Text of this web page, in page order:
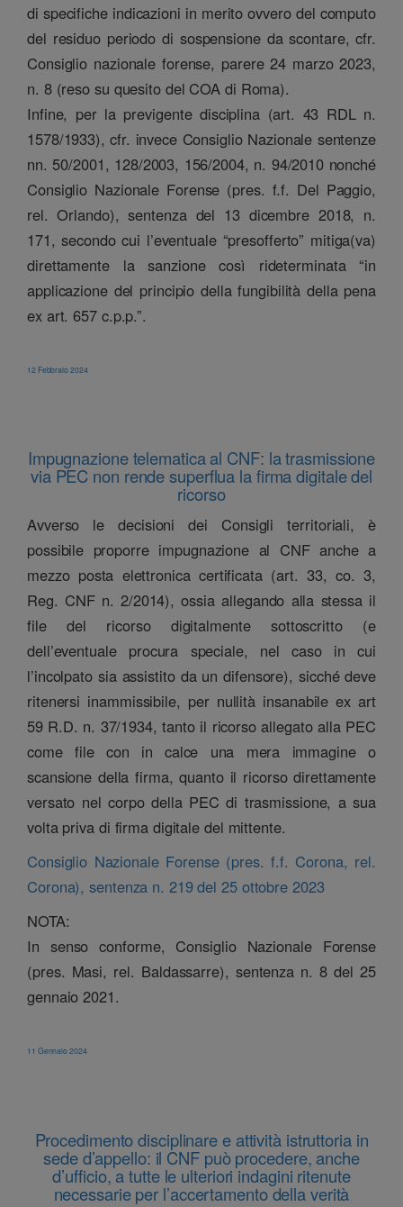
di specifiche indicazioni in merito ovvero del computo
del residuo periodo di sospensione da scontare, cfr.
Consiglio nazionale forense, parere 24 marzo 2023,
n. 8 (reso su quesito del COA di Roma).
Infine, per la previgente disciplina (art. 43 RDL n.
1578/1933), cfr. invece Consiglio Nazionale sentenze
nn. 50/2001, 128/2003, 156/2004, n. 94/2010 nonché
Consiglio Nazionale Forense (pres. f.f. Del Paggio,
rel. Orlando), sentenza del 13 dicembre 2018, n.
171, secondo cui l’eventuale “presofferto” mitiga(va)
direttamente la sanzione così rideterminata “in
applicazione del principio della fungibilità della pena
ex art. 657 c.p.p.”.
12 Febbraio 2024
Impugnazione telematica al CNF: la trasmissione
via PEC non rende superflua la firma digitale del
ricorso
Avverso le decisioni dei Consigli territoriali, è
possibile proporre impugnazione al CNF anche a
mezzo posta elettronica certificata (art. 33, co. 3,
Reg. CNF n. 2/2014), ossia allegando alla stessa il
file del ricorso digitalmente sottoscritto (e
dell’eventuale procura speciale, nel caso in cui
l’incolpato sia assistito da un difensore), sicché deve
ritenersi inammissibile, per nullità insanabile ex art
59 R.D. n. 37/1934, tanto il ricorso allegato alla PEC
come file con in calce una mera immagine o
scansione della firma, quanto il ricorso direttamente
versato nel corpo della PEC di trasmissione, a sua
volta priva di firma digitale del mittente.
Consiglio Nazionale Forense (pres. f.f. Corona, rel.
Corona), sentenza n. 219 del 25 ottobre 2023
NOTA:
In senso conforme, Consiglio Nazionale Forense
(pres. Masi, rel. Baldassarre), sentenza n. 8 del 25
gennaio 2021.
11 Gennaio 2024
Procedimento disciplinare e attività istruttoria in
sede d’appello: il CNF può procedere, anche
d’ufficio, a tutte le ulteriori indagini ritenute
necessarie per l’accertamento della verità